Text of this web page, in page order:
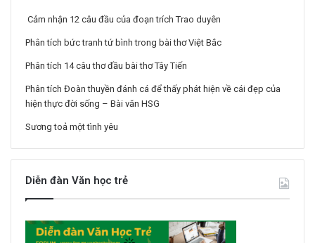
Cảm nhận 12 câu đầu của đoạn trích Trao duyên
Phân tích bức tranh tứ bình trong bài thơ Việt Bắc
Phân tích 14 câu thơ đầu bài thơ Tây Tiến
Phân tích Đoàn thuyền đánh cá để thấy phát hiện về cái đẹp của
hiện thực đời sống – Bài văn HSG
Sương toả một tình yêu
Diễn đàn Văn học trẻ